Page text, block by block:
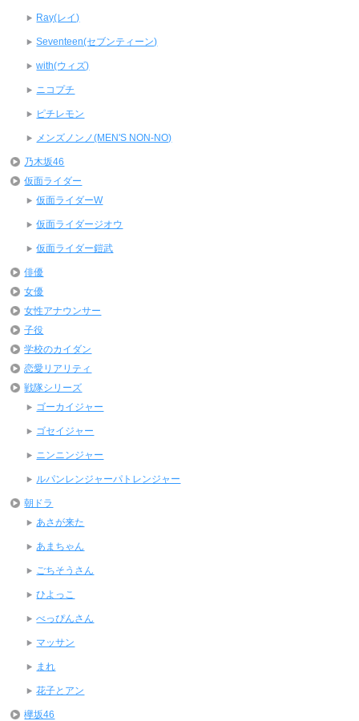
Ray(レイ)
Seventeen(セブンティーン)
with(ウィズ)
ニコプチ
ピチレモン
メンズノンノ(MEN'S NON-NO)
乃木坂46
仮面ライダー
仮面ライダーW
仮面ライダージオウ
仮面ライダー鎧武
俳優
女優
女性アナウンサー
子役
学校のカイダン
恋愛リアリティ
戦隊シリーズ
ゴーカイジャー
ゴセイジャー
ニンニンジャー
ルパンレンジャーパトレンジャー
朝ドラ
あさが来た
あまちゃん
ごちそうさん
ひよっこ
べっぴんさん
マッサン
まれ
花子とアン
欅坂46